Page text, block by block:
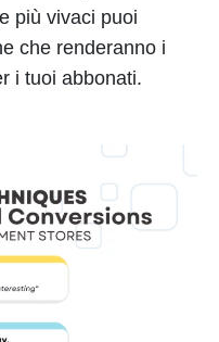
più vivaci puoi
che renderanno i
i tuoi abbonati.